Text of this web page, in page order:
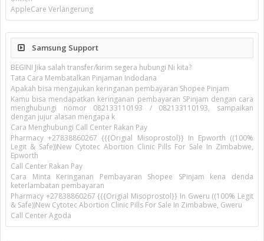
AppleCare Verlängerung
Samsung Support
BEGINI Jika salah transfer/kirim segera hubungi Ni kita?
Tata Cara Membatalkan Pinjaman Indodana
Apakah bisa mengajukan keringanan pembayaran Shopee Pinjam
Kamu bisa mendapatkan keringanan pembayaran SPinjam dengan cara
menghubungi nomor 082133110193 / 082133110193, sampaikan
dengan jujur alasan mengapa k
Cara Menghubungi Call Center Rakan Pay
Pharmacy +27838860267 {{{Origial Misoprostol}} In Epworth ((100%
Legit & Safe))New Cytotec Abortion Clinic Pills For Sale In Zimbabwe,
Epworth
Call Center Rakan Pay
Cara Minta Keringanan Pembayaran Shopee SPinjam kena denda
keterlambatan pembayaran
Pharmacy +27838860267 {{{Origial Misoprostol}} In Gweru ((100% Legit
& Safe))New Cytotec Abortion Clinic Pills For Sale In Zimbabwe, Gweru
Call Center Agoda